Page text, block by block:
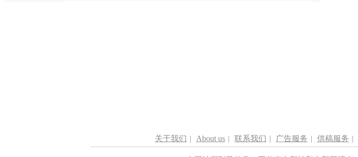
关于我们 | About us | 联系我们 | 广告服务 | 供稿服务 |